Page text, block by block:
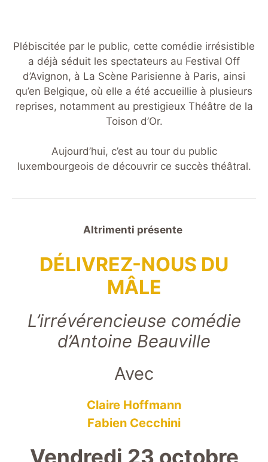
Plébiscitée par le public, cette comédie irrésistible
a déjà séduit les spectateurs au Festival Off
d’Avignon, à La Scène Parisienne à Paris, ainsi
qu’en Belgique, où elle a été accueillie à plusieurs
reprises, notamment au prestigieux Théâtre de la
Toison d’Or.
Aujourd’hui, c’est au tour du public
luxembourgeois de découvrir ce succès théâtral.
Altrimenti présente
DÉLIVREZ-NOUS DU
MÂLE
L’irrévérencieuse comédie
d’Antoine Beauville
Avec
Claire Hoffmann
Fabien Cecchini
Vendredi 23 octobre